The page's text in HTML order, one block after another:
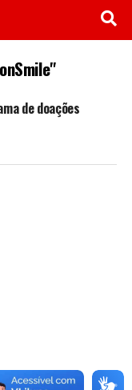
de doações